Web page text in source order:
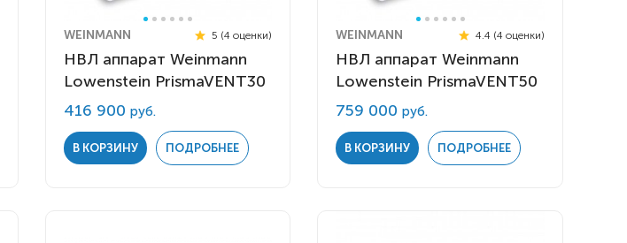
WEINMANN 5 (4 оценки)
НВЛ аппарат Weinmann
Lowenstein PrismaVENT30
416 900 руб.
В КОРЗИНУ ПОДРОБНЕЕ
WEINMANN 4.4 (4 оценки)
НВЛ аппарат Weinmann
Lowenstein PrismaVENT50
759 000руб.
В КОРЗИНУ ПОДРОБНЕЕ